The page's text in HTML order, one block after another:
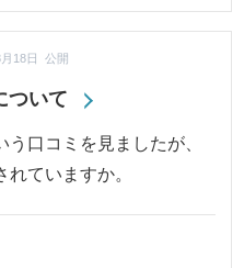
ついて
18日 公開
う口コミを見ましたが、
ていますか。